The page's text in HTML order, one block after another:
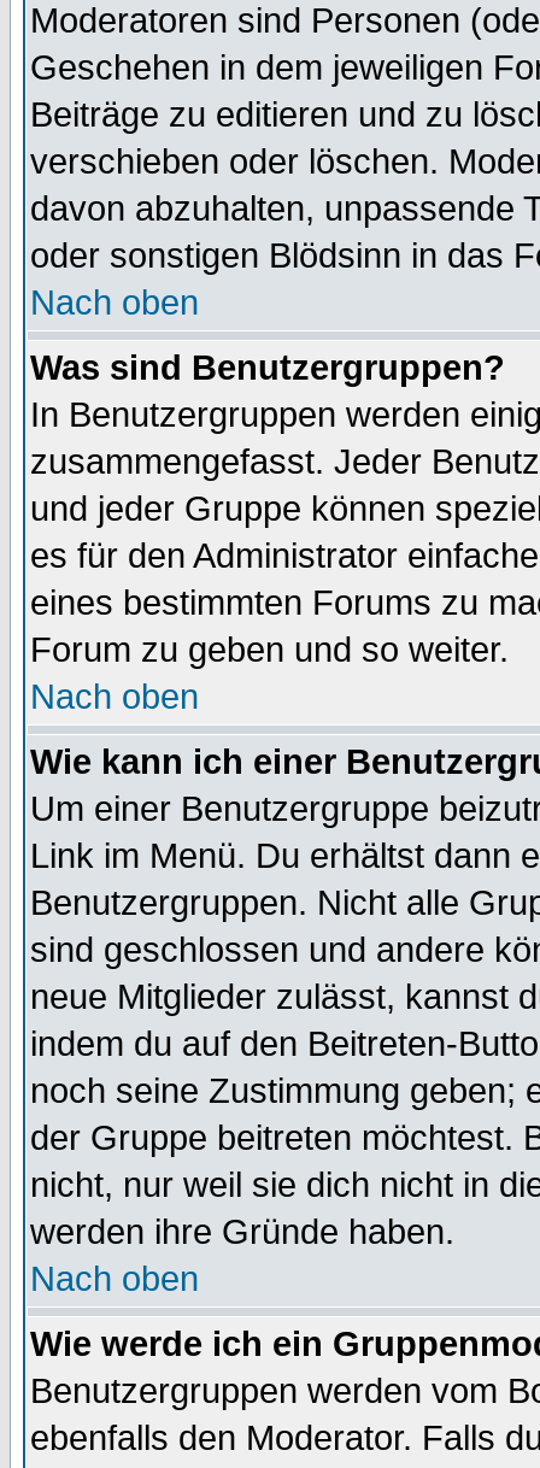
Moderatoren sind Personen
Geschehen in dem jeweiligen
Beiträge zu editieren und zu
verschieben oder löschen.
davon abzuhalten, unpassende
oder sonstigen Blödsinn in das
Nach oben
Was sind Benutzergruppen?
In Benutzergruppen werden
zusammengefasst. Jeder
und jeder Gruppe können
es für den Administrator
eines bestimmten Forums zu
Forum zu geben und so weiter.
Nach oben
Wie kann ich einer
Um einer Benutzergruppe
Link im Menü. Du erhältst dann
Benutzergruppen. Nicht alle
sind geschlossen und andere
neue Mitglieder zulässt, kannst
indem du auf den Beitreten-
noch seine Zustimmung geben;
der Gruppe beitreten möchtest.
nicht, nur weil sie dich nicht in
werden ihre Gründe haben.
Nach oben
Wie werde ich ein
Benutzergruppen werden vom
ebenfalls den Moderator. Falls